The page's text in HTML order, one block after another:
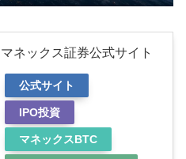
マネックス証券公式サイト
公式サイト
IPO投資
マネックスBTC